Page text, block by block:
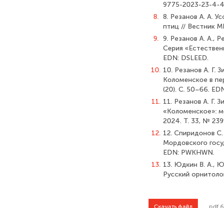
9775-2023-23-4-
8. 8. Резанов А. А.
птиц // Вестник
9. 9. Резанов А. А.,
Серия
EDN: DSLEED.
10. 10. Резанов А. Г.
Коломенское в
(20). С. 50–66.
11. 11. Резанов А. Г.
«Коломенское»:
2024. Т. 33, №
12. 12. Спиридонов
Мордовского
EDN: PWKHWN.
13. 13. Юдкин В. А.,
Русский
Скачать файл .pdf